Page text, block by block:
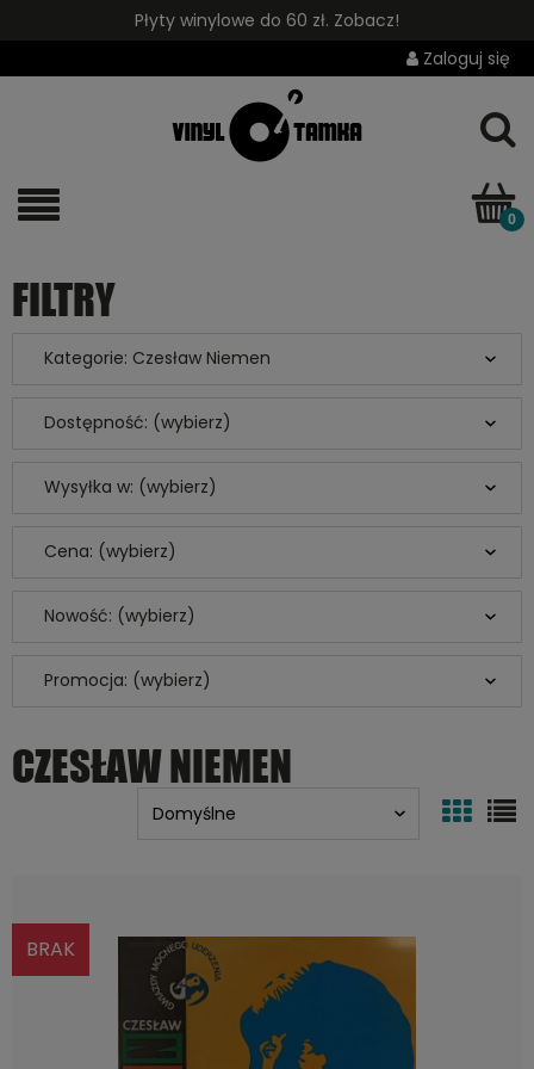
Płyty winylowe do 60 zł. Zobacz!
Zaloguj się
FILTRY
Kategorie: Czesław Niemen
Dostępność: (wybierz)
Wysyłka w: (wybierz)
Cena: (wybierz)
Nowość: (wybierz)
Promocja: (wybierz)
CZESŁAW NIEMEN
BRAK